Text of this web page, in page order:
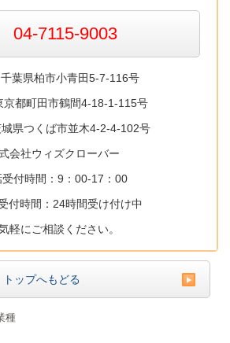
04-7115-9003
葉県柏市小青田5-7-116号
京都町田市鶴間4-18-1-115号
くば市並木4-2-4-102号
会社ウィズクローバー
受付時間：9：00-17：00
付時間：24時間受け付け中
軽にご相談ください。
トップへもどる
種